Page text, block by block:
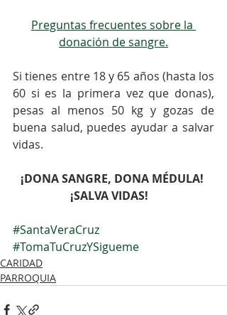
Preguntas frecuentes sobre la
donación de sangre.
Si tienes entre 18 y 65 años (hasta los
60 si es la primera vez que donas),
pesas al menos 50 kg y gozas de
buena salud, puedes ayudar a salvar
vidas.
¡DONA SANGRE, DONA MÉDULA!
¡SALVA VIDAS!⠀
#SantaVeraCruz
#TomaTuCruzYSigueme
CARIDAD
PARROQUIA